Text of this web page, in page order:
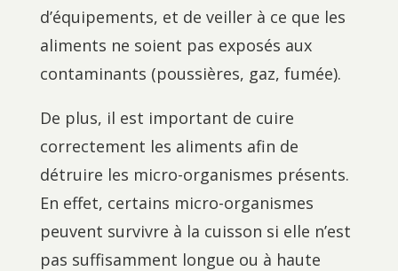
d’équipements, et de veiller à ce que les
aliments ne soient pas exposés aux
contaminants (poussières, gaz, fumée).
De plus, il est important de cuire
correctement les aliments afin de
détruire les micro-organismes présents.
En effet, certains micro-organismes
peuvent survivre à la cuisson si elle n’est
pas suffisamment longue ou à haute